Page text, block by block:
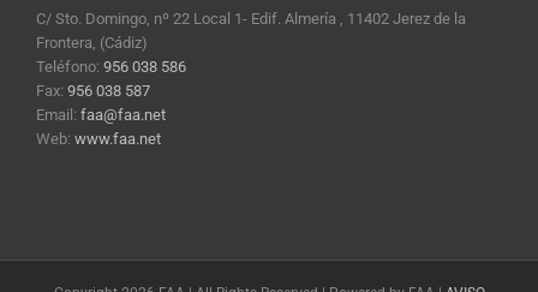
C/ Sto. Domingo, nº 22 Local 1- Edif. Almería , 11402 Jerez de la
Frontera, (Cádiz)
Teléfono: 956 038 586
Fax: 956 038 587
Email: faa@faa.net
Web: www.faa.net